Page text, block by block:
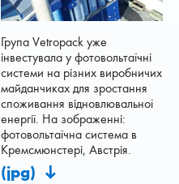
Група Vetropack уже
інвестувала у фотовольтаїчні
системи на різних виробничих
майданчиках для зростання
споживання відновлювальної
енергії. На зображенні:
фотовольтаїчна система в
Кремсмюнстері, Австрія.
(jpg)